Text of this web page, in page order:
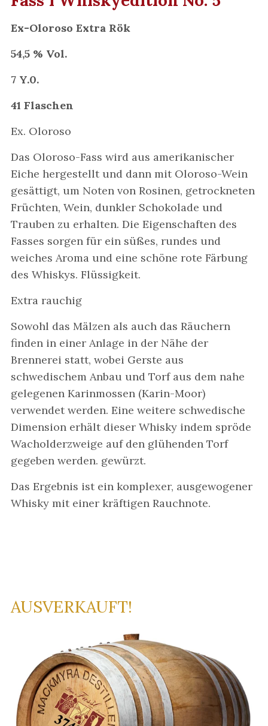
Ex-Oloroso Extra Rök
54,5 % Vol.
7 Y.0.
41 Flaschen
Ex. Oloroso
Das Oloroso-Fass wird aus amerikanischer
Eiche hergestellt und dann mit Oloroso-Wein
gesättigt, um Noten von Rosinen, getrockneten
Früchten, Wein, dunkler Schokolade und
Trauben zu erhalten. Die Eigenschaften des
Fasses sorgen für ein süßes, rundes und
weiches Aroma und eine schöne rote Färbung
des Whiskys. Flüssigkeit.
Extra rauchig
Sowohl das Mälzen als auch das Räuchern
finden in einer Anlage in der Nähe der
Brennerei statt, wobei Gerste aus
schwedischem Anbau und Torf aus dem nahe
gelegenen Karinmossen (Karin-Moor)
verwendet werden. Eine weitere schwedische
Dimension erhält dieser Whisky indem spröde
Wacholderzweige auf den glühenden Torf
gegeben werden. gewürzt.
Das Ergebnis ist ein komplexer, ausgewogener
Whisky mit einer kräftigen Rauchnote.
AUSVERKAUFT!